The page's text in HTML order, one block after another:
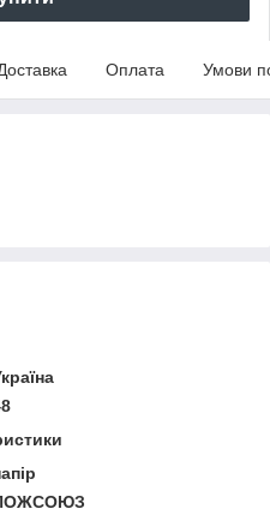
Оплата Умови